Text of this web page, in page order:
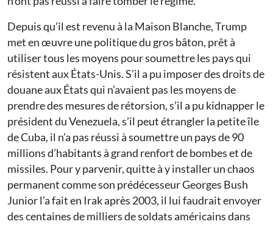
Depuis qu’il est revenu à la Maison Blanche, Trump
met en œuvre une politique du gros bâton, prêt à
utiliser tous les moyens pour soumettre les pays qui
résistent aux États-Unis. S’il a pu imposer des droits de
douane aux États qui n’avaient pas les moyens de
prendre des mesures de rétorsion, s’il a pu kidnapper le
président du Venezuela, s’il peut étrangler la petite île
de Cuba, il n’a pas réussi à soumettre un pays de 90
millions d’habitants à grand renfort de bombes et de
missiles. Pour y parvenir, quitte à y installer un chaos
permanent comme son prédécesseur Georges Bush
Junior l’a fait en Irak après 2003, il lui faudrait envoyer
des centaines de milliers de soldats américains dans